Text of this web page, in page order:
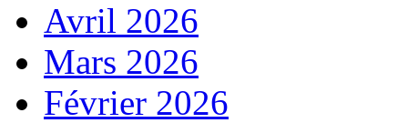
Avril 2026
Mars 2026
Février 2026